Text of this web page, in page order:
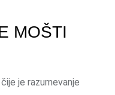
MOŠTI
je razumevanje